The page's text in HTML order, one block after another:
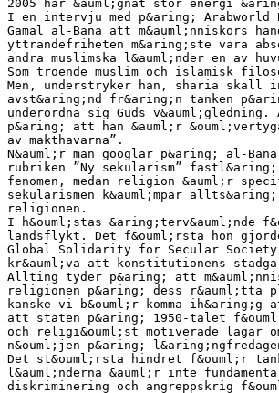
2005 har &auml;gnat stor energi
I en intervju med p&aring; Arabworld
Gamal al-Bana att m&auml;nniskors
yttrandefriheten m&aring;ste vara
andra muslimska l&auml;nder en av
Som troende muslim och islamisk
Men, understryker han, sharia skall
avst&aring;nd fr&aring;n tanken
underordna sig Guds
p&aring; att han &auml;r
av makthavarna”.
N&auml;r man googlar p&aring; al-
rubriken ”Ny sekularism”
fenomen, medan religion &auml;r
sekularismen k&auml;mpar
religionen.
I h&ouml;stas
landsflykt. Det f&ouml;rsta hon
Global Solidarity for Secular
kr&auml;va att konstitutionens
Allting tyder p&aring; att
religionen p&aring; dess r&auml;tta
kanske vi b&ouml;r komma
att staten p&aring; 1950-talet
och religi&ouml;st motiverade lagar
n&ouml;jen p&aring;
Det st&ouml;rsta hindret f&ouml;r
l&auml;nderna &auml;r inte
diskriminering och angreppskrig